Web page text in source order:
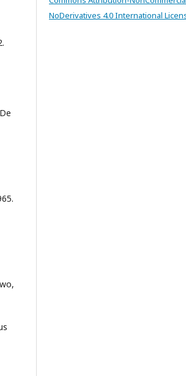
NoDerivatives 4.0 International